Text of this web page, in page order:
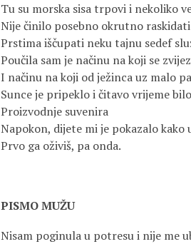
Tu su morska sisa trpovi i nekoliko
Nije činilo posebno okrutno
Prstima iščupati neku tajnu sedef
Poučila sam je načinu na koji se
I načinu na koji od ježinca uz malo
Sunce je pripeklo i čitavo vrijeme
Proizvodnje suvenira
Napokon, dijete mi je pokazalo kako
Prvo ga oživiš, pa onda.
PISMO MUŽU
Nisam poginula u potresu i nije me